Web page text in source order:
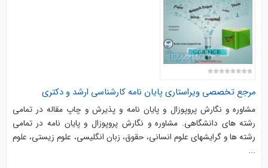
مرجع تخصصی ویراستاری پایان نامه کارشناسی ارشد و دکتری
مشاوره و نگارش پروپوزال و پایان نامه و پذیرش و چاپ مقاله در تمامی
رشته های دانشگاهی. مشاوره و نگارش پروپوزال و پایان نامه در تمامی
رشته ها و گرایشهای علوم انسانی، حقوق، زبان انگلیسی، علوم زیستی، علوم
...